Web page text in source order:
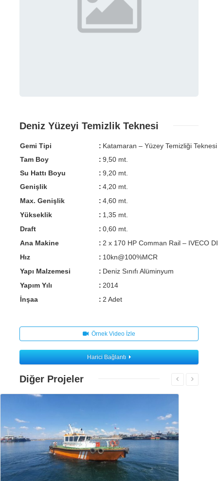
Deniz Yüzeyi Temizlik Teknesi
Gemi Tipi : Katamaran – Yüzey Temizliği Teknesi
Tam Boy
: 9,50 mt.
Su Hattı Boyu
: 9,20 mt.
Genişlik
: 4,20 mt.
Max. Genişlik
: 4,60 mt.
Yükseklik
: 1,35 mt.
Draft
: 0,60 mt.
Ana Makine
: 2 x 170 HP Comman Rail – IVECO
Hız
: 10kn@100%MCR
Yapı Malzemesi
: Deniz Sınıfı Alüminyum
Yapım Yılı
: 2014
İnşaa
: 2 Adet
Örnek Video İzle
Harici Bağlantı
Diğer Projeler